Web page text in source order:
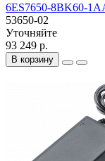
6ES7650-8BK60-
53650-02
Уточняйте
93 249 р.
В корзину